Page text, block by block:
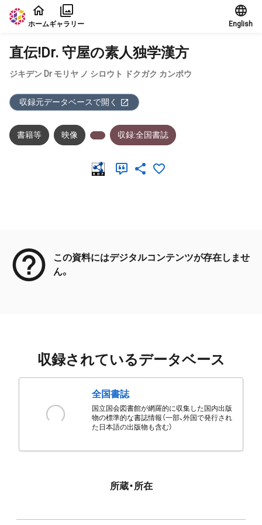
本文に飛ぶ
ホームギャラリー English
直伝!Dr. 守屋の素人独学漢方
ジキデン Dr モリヤ ノ シロウト ドクガク カンポウ
収録元データベースで開く
書籍等 映像 収録:全国書誌
この資料にはデジタルコンテンツが存在しませ
ん。
収録されているデータベース
全国書誌
国立国会図書館が網羅的に収集した国内出版
物の標準的な書誌情報（一部、外国で発行され
た日本語の出版物も含む）
所蔵・所在